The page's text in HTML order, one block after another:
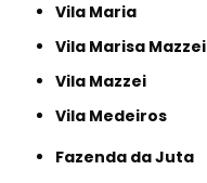
Vila Maria
Vila Marisa Mazzei
Vila Mazzei
Vila Medeiros
Fazenda da Juta